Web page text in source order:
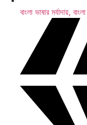
বাংলা ভাষার মর্যাদায়,